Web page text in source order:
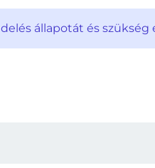
állapotát és